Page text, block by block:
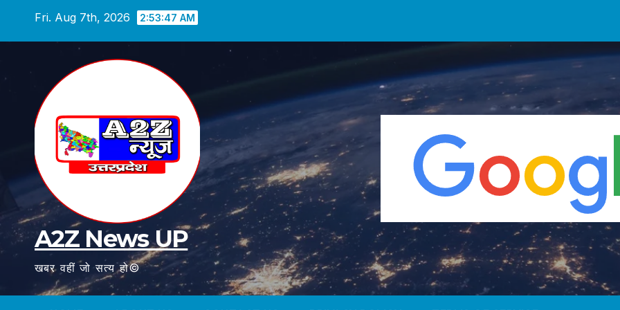
Fri. Aug 7th, 2026 2:53:49 AM
A2Z News UP
खबर वहीं जो सत्य हो©